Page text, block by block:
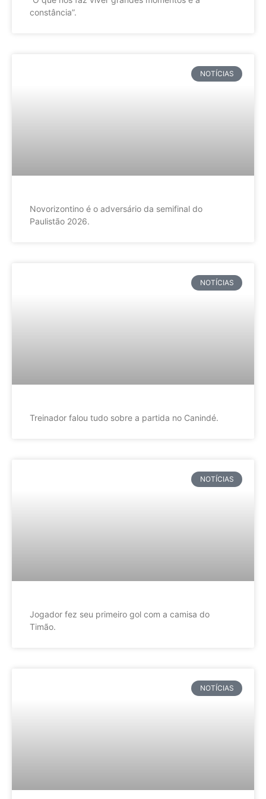
constância”.
NOTÍCIAS
Novorizontino é o adversário da semifinal do
Paulistão 2026.
NOTÍCIAS
Treinador falou tudo sobre a partida no Canindé.
NOTÍCIAS
Jogador fez seu primeiro gol com a camisa do
Timão.
NOTÍCIAS